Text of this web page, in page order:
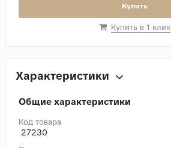
Купить
Купить в 1 клик
Характеристики
Общие характеристики
Код товара
27230